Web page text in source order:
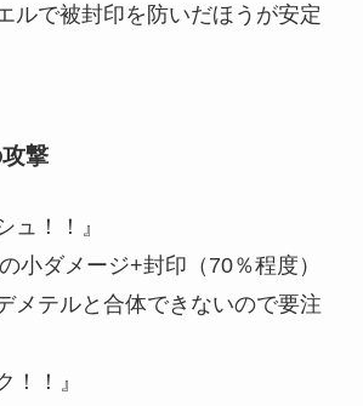
ルで被封印を防いだほうが安定
撃
ュ！！』
小ダメージ+封印（70％程度）
テルと合体できないので要注
！！』